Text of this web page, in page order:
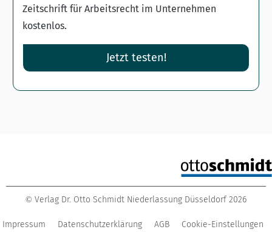
Zeitschrift für Arbeitsrecht im Unternehmen
kostenlos.
Jetzt testen!
© Verlag Dr. Otto Schmidt Niederlassung Düsseldorf 2026
Impressum Datenschutzerklärung AGB Cookie-Einstellungen